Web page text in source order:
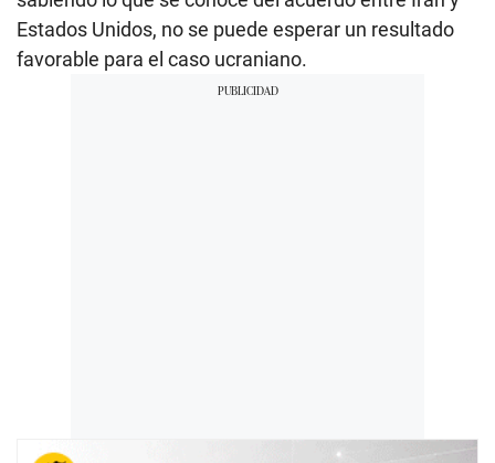
Estados Unidos, no se puede esperar un resultado
favorable para el caso ucraniano.